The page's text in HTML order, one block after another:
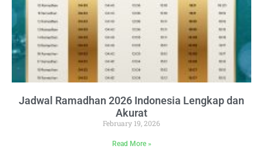
Jadwal Ramadhan 2026 Indonesia Lengkap dan
Akurat
February 19, 2026
Read More »